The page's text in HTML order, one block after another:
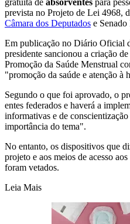
prevista no Projeto de Lei 4968,
Câmara dos Deputados e Senado
Em publicação no Diário Oficial
presidente sancionou a criação
Promoção da Saúde Menstrual
"promoção da saúde e atenção à
Segundo o que foi aprovado, o
entes federados e haverá a
informativas e de
importância do tema".
No entanto, os dispositivos que
projeto e aos meios de acesso
foram vetados.
Leia Mais